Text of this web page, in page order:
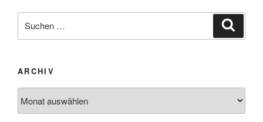
nach:
ARCHIV